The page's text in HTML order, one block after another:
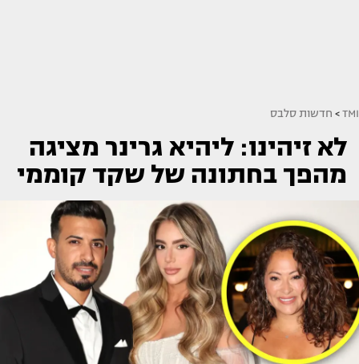
TMI
> חדשות סלבס
לא זיהינו: ליהיא גרינר מציגה
מהפך בחתונה של שקד קוממי